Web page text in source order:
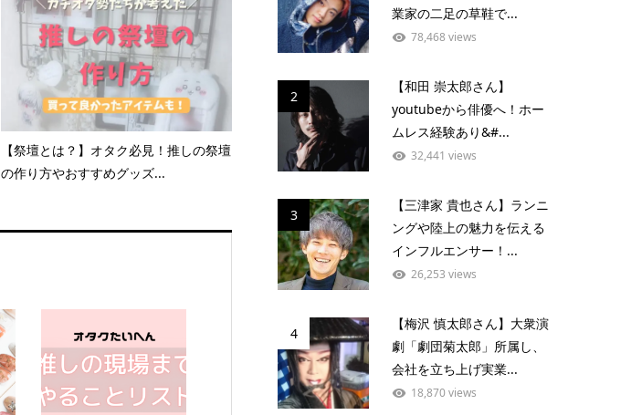
【祭壇とは？】オタク必見！推しの祭壇
の作り方やおすすめグッズ...
業家の二足の草鞋で...
78,468 views
2
【和田 崇太郎さん】
youtubeから俳優へ！ホー
ムレス経験あり&#...
32,441 views
3
【三津家 貴也さん】ランニ
ングや陸上の魅力を伝える
インフルエンサー！...
26,253 views
4
【梅沢 慎太郎さん】大衆演
劇「劇団菊太郎」所属し、
会社を立ち上げ実業...
18,870 views